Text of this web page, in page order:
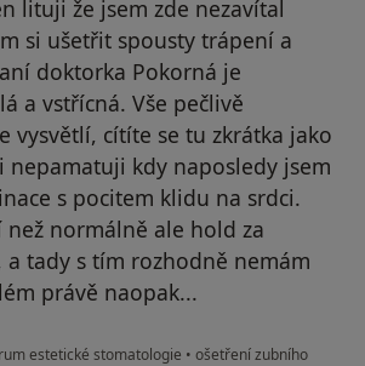
lituji že jsem zde nezavítal
si ušetřit spousty trápení a
doktorka Pokorná je
a vstřícná. Vše pečlivě
vysvětlí, cítíte se tu zkrátka jako
nepamatuji kdy naposledy jsem
s pocitem klidu na srdci.
než normálně ale hold za
tady s tím rozhodně nemám
právě naopak...
estetické stomatologie • ošetření zubního